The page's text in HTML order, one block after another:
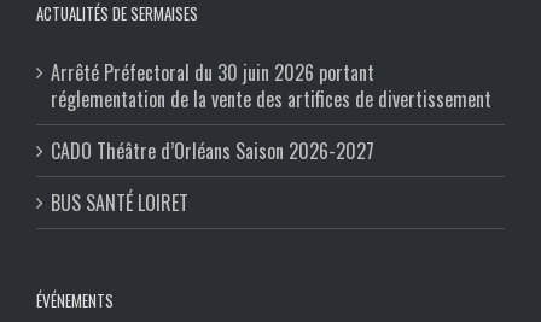
ACTUALITÉS DE SERMAISES
Arrêté Préfectoral du 30 juin 2026 portant
réglementation de la vente des artifices de divertissement
CADO Théâtre d’Orléans Saison 2026-2027
BUS SANTÉ LOIRET
ÉVÉNEMENTS